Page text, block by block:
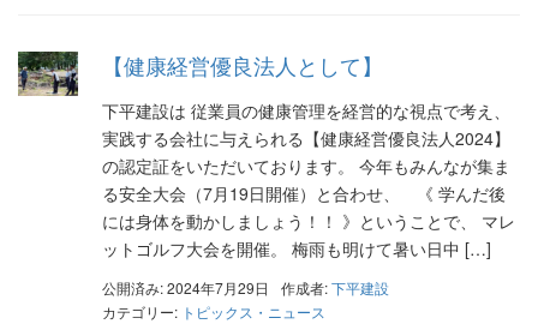
【健康経営優良法人として】
下平建設は 従業員の健康管理を経営的な視点で考え、
実践する会社に与えられる【健康経営優良法人2024】
の認定証をいただいております。 今年もみんなが集ま
る安全大会（7月19日開催）と合わせ、 《 学んだ後
には身体を動かしましょう！！ 》ということで、 マレ
ットゴルフ大会を開催。 梅雨も明けて暑い日中 […]
公開済み: 2024年7月29日 作成者:下平建設
カテゴリー: トピックス・ニュース